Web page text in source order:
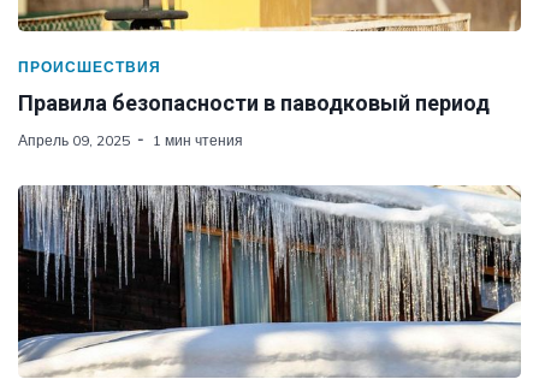
ПРОИСШЕСТВИЯ
Правила безопасности в паводковый период
Апрель 09, 2025 1 мин чтения